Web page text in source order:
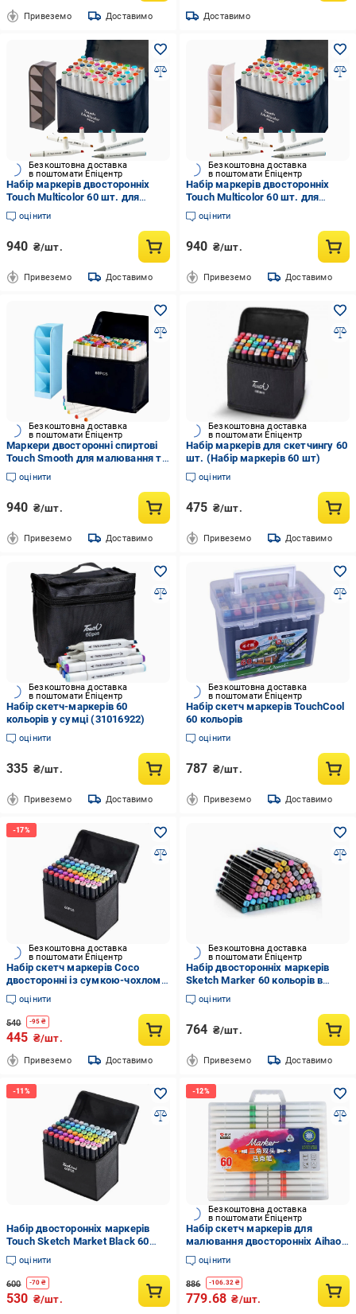
Привеземо Доставимо Доставимо
Безкоштовна доставка
в поштомати Епіцентр
Набір маркерів двосторонніх
Touch Multicolor 60 шт. для
малювання та Підставка для
маркерів і канцелярії Чорний
оцінити
940 ₴/шт.
Привеземо Доставимо
Безкоштовна доставка
в поштомати Епіцентр
Набір маркерів двосторонніх
Touch Multicolor 60 шт. для
малювання та Підставка для
маркерів та канцелярії Бежевий
оцінити
940 ₴/шт.
Привеземо Доставимо
Безкоштовна доставка
в поштомати Епіцентр
Маркери двосторонні спиртові
Touch Smooth для малювання та
скетчів 60 шт. та Підставка для
маркерів Блакитний
оцінити
940 ₴/шт.
Привеземо Доставимо
Безкоштовна доставка
в поштомати Епіцентр
Набір маркерів для скетчингу 60
шт. (Набір маркерів 60 шт)
оцінити
475 ₴/шт.
Привеземо Доставимо
Безкоштовна доставка
в поштомати Епіцентр
Набір скетч-маркерів 60
кольорів у сумці (31016922)
оцінити
335 ₴/шт.
Привеземо Доставимо
Безкоштовна доставка
в поштомати Епіцентр
Набір скетч маркерів TouchCool
60 кольорів
оцінити
787 ₴/шт.
Привеземо Доставимо
Безкоштовна доставка
в поштомати Епіцентр
Набір скетч маркерів Coco
двосторонні із сумкою-чохлом
60 шт.
оцінити
540 -95 ₴
445 ₴/шт.
Привеземо Доставимо
Безкоштовна доставка
в поштомати Епіцентр
Набір двосторонніх маркерів
Sketch Marker 60 кольорів в
сумці (IR004800)
оцінити
764 ₴/шт.
Привеземо Доставимо
Набір двосторонніх маркерів
Touch Sketch Market Black 60
кольорів (7751)
оцінити
600 -70 ₴
530 ₴/шт.
Безкоштовна доставка
в поштомати Епіцентр
Набір скетч маркерів для
малювання двосторонніх Aihao
sketchmarker 60 шт. (PM515-60)
оцінити
886 -106.32₴
779.68 ₴/шт.